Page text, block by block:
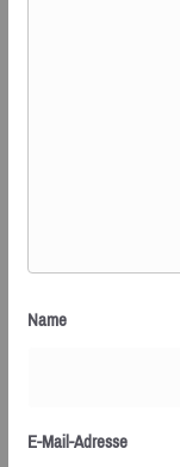
Name
E-Mail-Adresse